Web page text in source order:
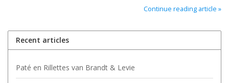
Continue reading article »
Recent articles
Paté en Rillettes van Brandt & Levie